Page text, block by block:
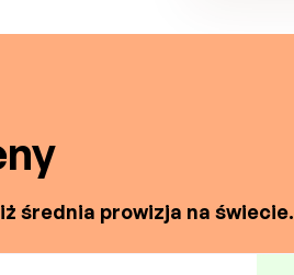
średnia prowizja na świecie.